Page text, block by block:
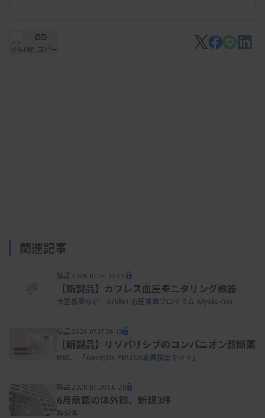
保存URLコピー
関連記事
製品2026.07.24 06:05
【新製品】カフレス血圧モニタリング機器
大正製薬など Arblet 血圧演算プログラム Alysis-001
製品2026.07.17 06:10
【新製品】リソバリシブのコンパニオン診断薬
MBL 「AmoyDx PIK3CA変異検出キット」
製品2026.07.08 06:20
6月承認の体外診、新規3件
厚労省